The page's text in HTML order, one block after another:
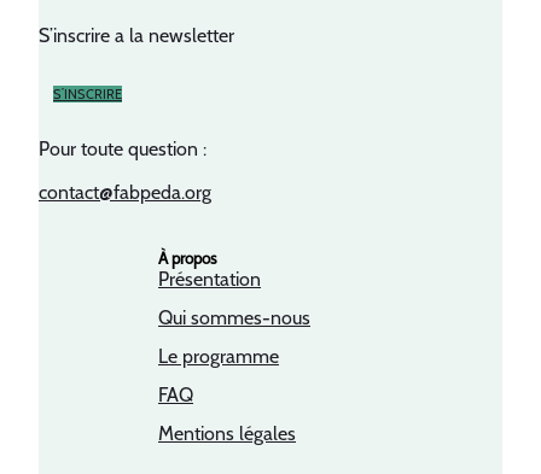
S’inscrire a la newsletter
S’INSCRIRE
Pour toute question :
contact@fabpeda.org
À propos
Présentation
Qui sommes-nous
Le programme
FAQ
Mentions légales